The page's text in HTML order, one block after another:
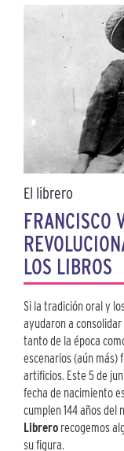
El librero
FRANCISCO
LOS LIBROS
Si la tradición oral y
ayudaron a
tanto de la época
escenarios (aún más)
artificios. Este 5 de
fecha de nacimiento
cumplen 144 años del
Librero recogemos
su figura.